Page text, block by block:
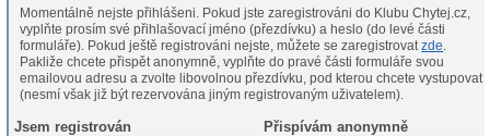
Momentálně nejste přihlášeni. Pokud jste zaregistrováni do Klubu Chytej.cz,
vyplňte prosím své přihlašovací jméno (přezdívku) a heslo (do levé části
formuláře). Pokud ještě registrováni nejste, můžete se zaregistrovatzde.
Pakliže chcete přispět anonymně, vyplňte do pravé části formuláře svou
emailovou adresu a zvolte libovolnou přezdívku, pod kterou chcete vystupovat
(nesmí však již být rezervována jiným registrovaným uživatelem).
Jsem registrován
Přispívám anonymně